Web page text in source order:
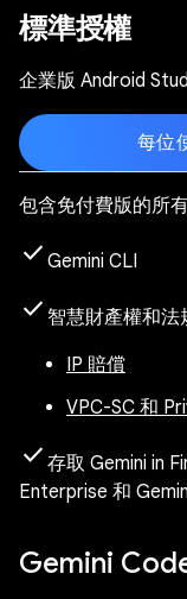
標準授權
企業版 Android
每位
包含免付費版的所
check Gemini CLI
check 智慧財產權和法
IP 賠償
VPC-SC 和
check 存取 Gemini in
Enterprise 和
Gemini